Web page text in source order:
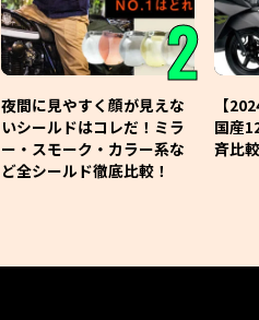
2
夜間に見やすく顔が見えな
いシールドはコレだ！ミラ
ー・スモーク・カラー系な
ど全シールド徹底比較！
【
国産
斉比